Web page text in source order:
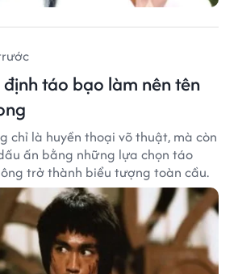
táo bạo làm nên tên
chỉ là huyền thoại võ thuật, mà còn
ấn bằng những lựa chọn táo
trở thành biểu tượng toàn cầu.